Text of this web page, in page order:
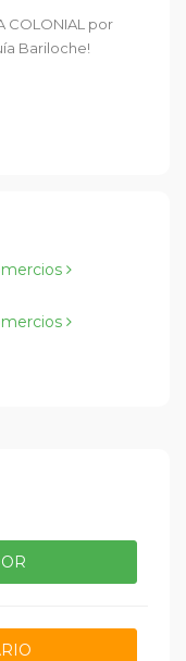
COLONIAL por
Bariloche!